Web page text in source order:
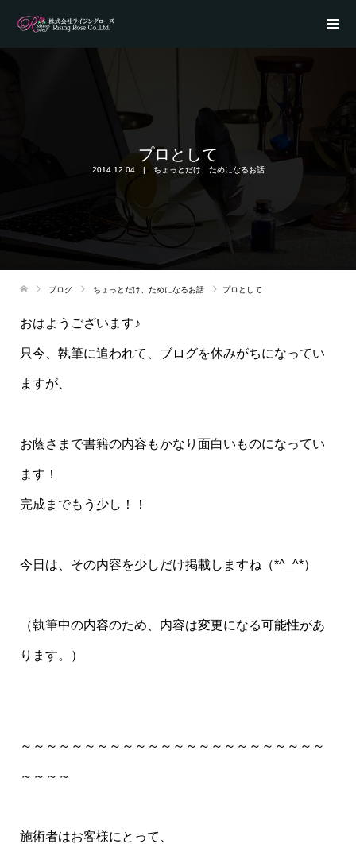
プロとして
2014.12.04 ちょっとだけ、ためになるお話
ブログ ちょっとだけ、ためになるお話 プロとして
おはようございます♪
只今、執筆に追われて、ブログを休みがちになってい
ますが、
お蔭さまで書籍の内容もかなり面白いものになってい
ます！
完成までもう少し！！
今日は、その内容を少しだけ掲載しますね（*^_^*）
（執筆中の内容のため、内容は変更になる可能性があ
ります。）
～～～～～～～～～～～～～～～～～～～～～～～～
～～～～
施術者はお客様にとって、